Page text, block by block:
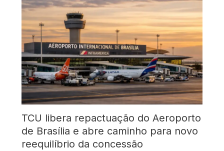
TCU libera repactuação do Aeroporto
de Brasília e abre caminho para novo
reequilíbrio da concessão